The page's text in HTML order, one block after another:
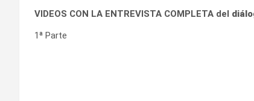
VIDEOS CON LA ENTREVISTA COMPLETA del
1ª Parte